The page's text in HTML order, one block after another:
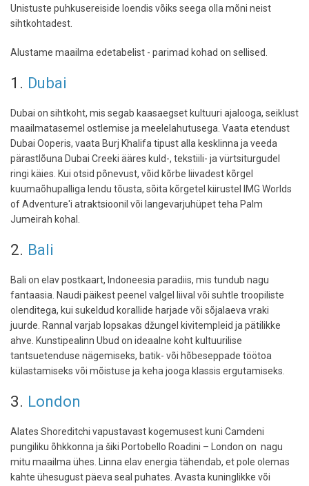
Unistuste puhkusereiside loendis võiks seega olla mõni neist
sihtkohtadest.
Alustame maailma edetabelist - parimad kohad on sellised.
1. Dubai
Dubai on sihtkoht, mis segab kaasaegset kultuuri ajalooga, seiklust
maailmatasemel ostlemise ja meelelahutusega. Vaata etendust
Dubai Ooperis, vaata Burj Khalifa tipust alla kesklinna ja veeda
pärastlõuna Dubai Creeki ääres kuld-, tekstiili- ja vürtsiturgudel
ringi käies. Kui otsid põnevust, võid kõrbe liivadest kõrgel
kuumaõhupalliga lendu tõusta, sõita kõrgetel kiirustel IMG Worlds
of Adventure'i atraktsioonil või langevarjuhüpet teha Palm
Jumeirah kohal.
2. Bali
Bali on elav postkaart, Indoneesia paradiis, mis tundub nagu
fantaasia. Naudi päikest peenel valgel liival või suhtle troopiliste
olenditega, kui sukeldud korallide harjade või sõjalaeva vraki
juurde. Rannal varjab lopsakas džungel kivitempleid ja pätilikke
ahve. Kunstipealinn Ubud on ideaalne koht kultuurilise
tantsuetenduse nägemiseks, batik- või hõbeseppade töötoa
külastamiseks või mõistuse ja keha jooga klassis ergutamiseks.
3. London
Alates Shoreditchi vapustavast kogemusest kuni Camdeni
pungiliku õhkkonna ja šiki Portobello Roadini – London on nagu
mitu maailma ühes. Linna elav energia tähendab, et pole olemas
kahte ühesugust päeva seal puhates. Avasta kuninglikke või